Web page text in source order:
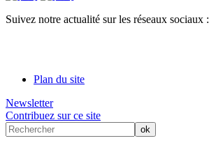
Suivez notre actualité sur les réseaux sociaux :
Plan du site
Newsletter
Contribuez sur ce site